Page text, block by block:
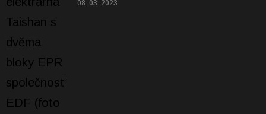
08. 03. 2023